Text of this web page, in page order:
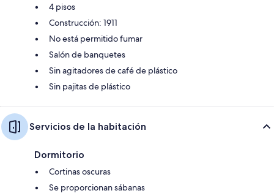
4 pisos
Construcción: 1911
No está permitido fumar
Salón de banquetes
Sin agitadores de café de plástico
Sin pajitas de plástico
Servicios de la habitación
Dormitorio
Cortinas oscuras
Se proporcionan sábanas